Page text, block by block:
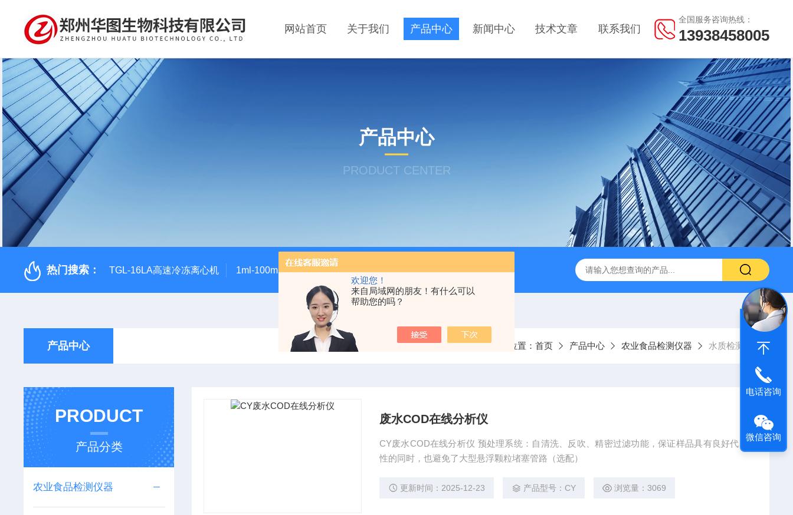
欢迎您！
来自局域网的朋友！有什么可以
帮助您的吗？
全国服务咨询热线：
13938458005
网站首页 关于我们 产品中心 新闻中心 技术文章 联系我们
产品中心
PRODUCT CENTER
热门搜索： TGL-16LA高速冷冻离心机 1ml-100ml气密性进样针 GWSY-1S高温恒温沙浴锅（300℃/600℃） GC-2060F智能血液中酒精色谱仪，血液酒精检测仪
产品中心 当前位置： 首页 产品中心 农业食品检测仪器 水质检测仪
PRODUCT
产品分类
农业食品检测仪器
废水COD在线分析仪
CY废水COD在线分析仪 预处理系统：自清洗、反吹、精密过滤功能，保证样品具有良好代表
性的同时，也避免了大型悬浮颗粒堵塞管路（选配）
更新时间：2025-12-23 产品型号：CY 浏览量：3069
电话咨询
微信咨询